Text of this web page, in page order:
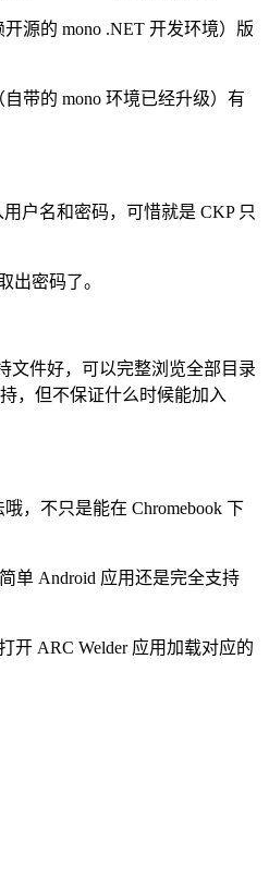
源的 mono .NET 开发环境）版
带的 mono 环境已经升级）有
用户名和密码，可惜就是 CKP 只
出密码了。
文件好，可以完整浏览全部目录
，但不保证什么时候能加入
，不只是能在 Chromebook 下
单 Android 应用还是完全支持
开 ARC Welder 应用加载对应的